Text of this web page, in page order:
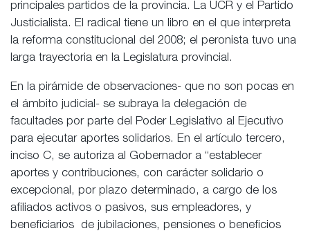
principales partidos de la provincia. La UCR y el Partido
Justicialista. El radical tiene un libro en el que interpreta
la reforma constitucional del 2008; el peronista tuvo una
larga trayectoria en la Legislatura provincial.
En la pirámide de observaciones- que no son pocas en
el ámbito judicial- se subraya la delegación de
facultades por parte del Poder Legislativo al Ejecutivo
para ejecutar aportes solidarios. En el artículo tercero,
inciso C, se autoriza al Gobernador a “establecer
aportes y contribuciones, con carácter solidario o
excepcional, por plazo determinado, a cargo de los
afiliados activos o pasivos, sus empleadores, y
beneficiarios de jubilaciones, pensiones o beneficios